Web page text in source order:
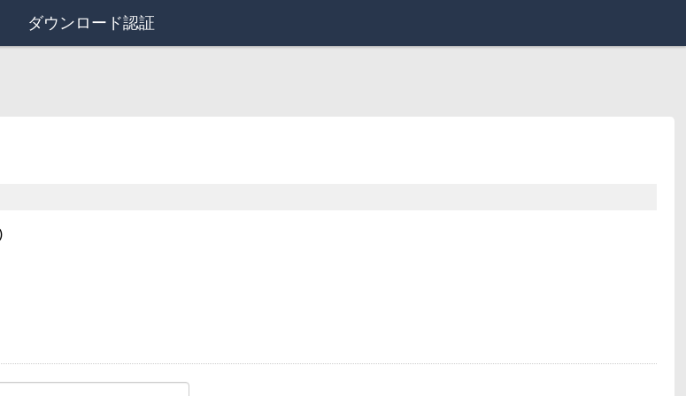
ダウンロード認証